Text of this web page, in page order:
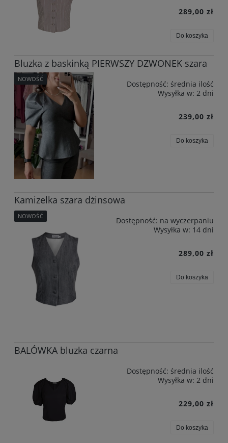
289,00 zł
Do koszyka
Bluzka z baskinką PIERWSZY DZWONEK szara
Dostępność: średnia ilość
Wysyłka w: 2 dni
239,00 zł
Do koszyka
NOWOŚĆ
Kamizelka szara dżinsowa
Dostępność: na wyczerpaniu
Wysyłka w: 14 dni
289,00 zł
Do koszyka
NOWOŚĆ
BALÓWKA bluzka czarna
Dostępność: średnia ilość
Wysyłka w: 2 dni
229,00 zł
Do koszyka